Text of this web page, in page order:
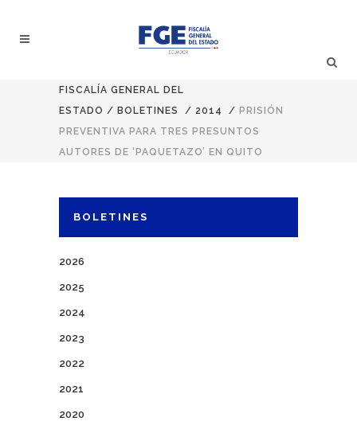
FISCALÍA GENERAL DEL
ESTADO / BOLETINES / 2014 / PRISIÓN
PREVENTIVA PARA TRES PRESUNTOS
AUTORES DE ‘PAQUETAZO’ EN QUITO
BOLETINES
2026
2025
2024
2023
2022
2021
2020